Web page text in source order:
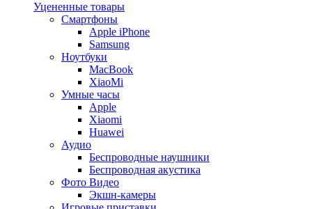
Уцененные товары
Cмартфоны
Apple iPhone
Samsung
Ноутбуки
MacBook
XiaoMi
Умные часы
Apple
Xiaomi
Huawei
Аудио
Беспроводные наушники
Беспроводная акустика
Фото Видео
Экшн-камеры